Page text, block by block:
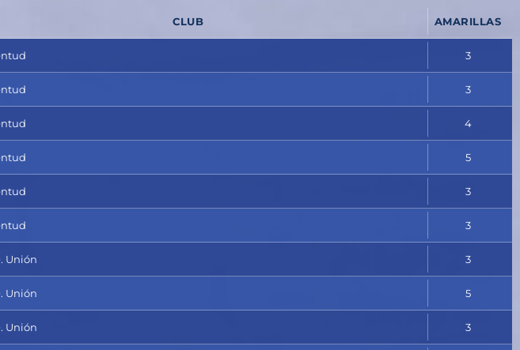
CLUB AMARILLAS
3
3
4
5
3
3
Unión 3
Unión 5
Unión 3